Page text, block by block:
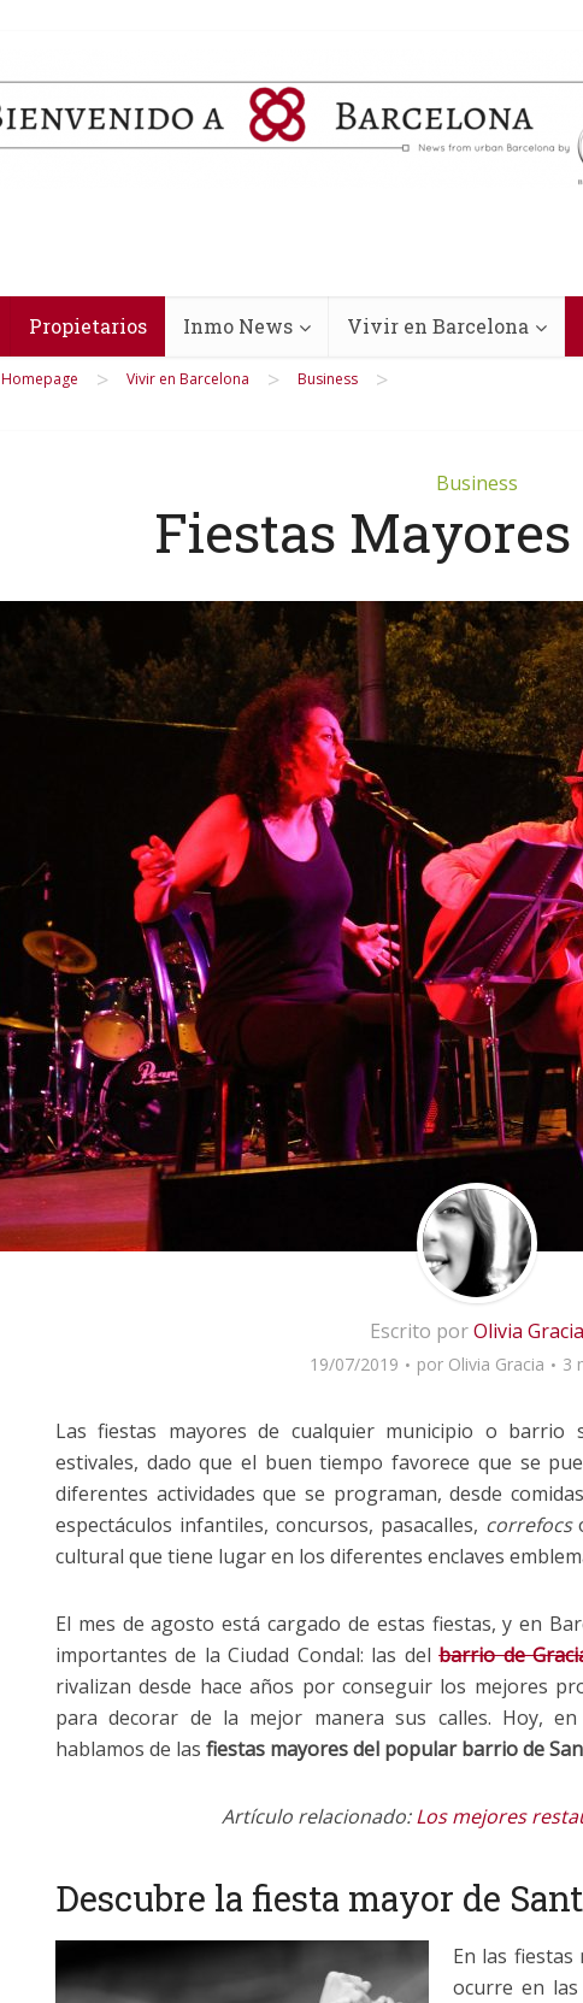
Propietarios Inmo News Vivir en Barcelona
Homepage > Vivir en Barcelona > Business >
Business
Fiestas
Escrito porOlivia Gracia
19/07/2019 por Olivia Gracia 3
Las fiestas mayores de cualquier municipio o
estivales, dado que el buen tiempo favorece que se
diferentes actividades que se programan, desde
espectáculos infantiles, concursos, pasacalles, correfocs
cultural que tiene lugar en los diferentes enclaves
El mes de agosto está cargado de estas fiestas, y en
importantes de la Ciudad Condal: las delbarrio de
rivalizan desde hace años por conseguir los mejores
para decorar de la mejor manera sus calles. Hoy,
hablamos de las fiestas mayores del popular barrio de
Artículo relacionado:Los mejores
Descubre la fiesta mayor de
En las fiestas
ocurre en las